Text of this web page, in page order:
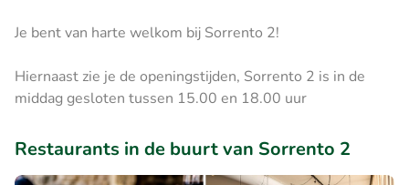
Je bent van harte welkom bij Sorrento 2!
Hiernaast zie je de openingstijden, Sorrento 2 is in de
middag gesloten tussen 15.00 en 18.00 uur
Restaurants in de buurt van Sorrento 2